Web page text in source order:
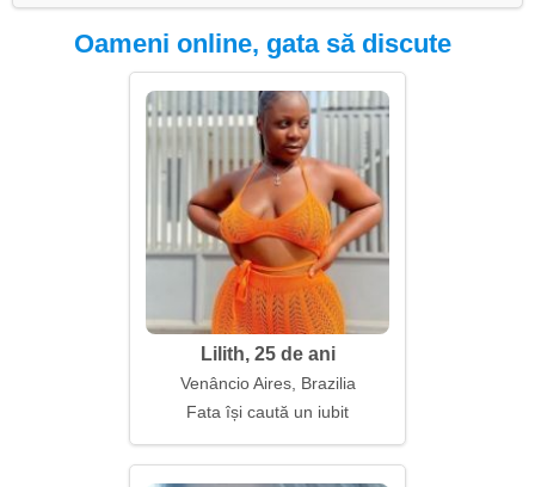
Oameni online, gata să discute
Lilith, 25 de ani
Venâncio Aires, Brazilia
Fata își caută un iubit